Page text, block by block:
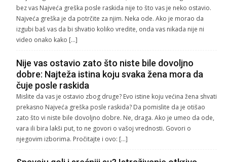
bez vas Najveća greška posle raskida nije to što vas je neko ostavio.
Najveća greška je da potrčite za njim. Neka ode. Ako je morao da
izgubi baš vas da bi shvatio koliko vredite, onda vas nikada nije ni
video onako kako […]
Nije vas ostavio zato što niste bile dovoljno
dobre: Najteža istina koju svaka žena mora da
čuje posle raskida
Mislite da vas je ostavio zbog druge? Evo istine koju većina žena shvati
prekasno Najveća greška posle raskida? Da pomislite da je otišao
zato što vi niste bile dovoljno dobre. Ne, draga. Ako je umeo da ode,
vara ili bira lakši put, to ne govori o vašoj vrednosti. Govori o
njegovim izborima. Pročitajte i ovo: […]